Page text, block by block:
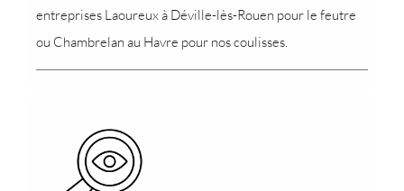
entreprises Laoureux à Déville-lès-Rouen pour le feutre
ou Chambrelan au Havre pour nos coulisses.